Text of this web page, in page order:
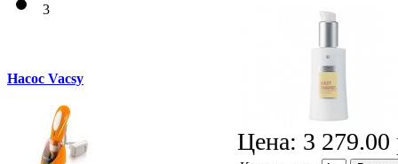
Цена: 3 279.00
3
Насос Vacsy